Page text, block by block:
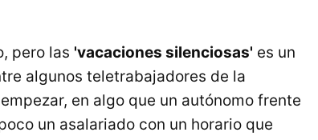
pero las 'vacaciones silenciosas' es un
algunos teletrabajadores de la
en algo que un autónomo frente
un asalariado con un horario que